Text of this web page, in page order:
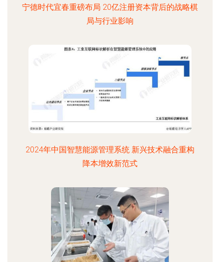
宁德时代宜春重磅布局 20亿注册资本背后的战略棋
局与行业影响
2024年中国智慧能源管理系统 新兴技术融合重构
降本增效新范式